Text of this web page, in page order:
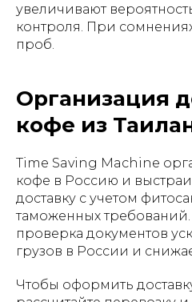
увеличивают
контроля. При
проб.
Организация
кофе из
Time Saving Machine
кофе в Россию и
доставку с учетом
таможенных
проверка документов
грузов в России и
Чтобы оформить